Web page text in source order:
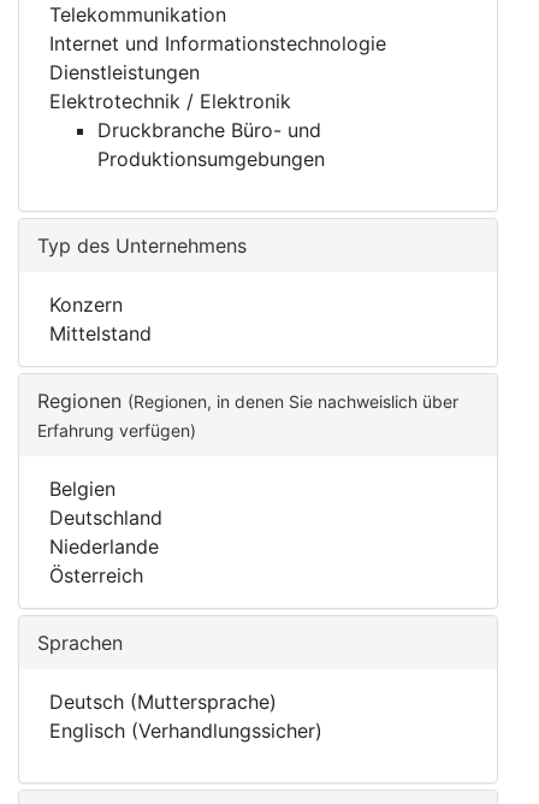
Telekommunikation
Internet und Informationstechnologie
Dienstleistungen
Elektrotechnik / Elektronik
Druckbranche Büro- und
Produktionsumgebungen
Typ des Unternehmens
Konzern
Mittelstand
Regionen (Regionen, in denen Sie nachweislich über
Erfahrung verfügen)
Belgien
Deutschland
Niederlande
Österreich
Sprachen
Deutsch (Muttersprache)
Englisch (Verhandlungssicher)